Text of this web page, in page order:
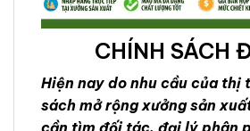
CHÍNH SÁCH
Hiện nay do nhu cầu của thị
sách mở rộng xưởng sản